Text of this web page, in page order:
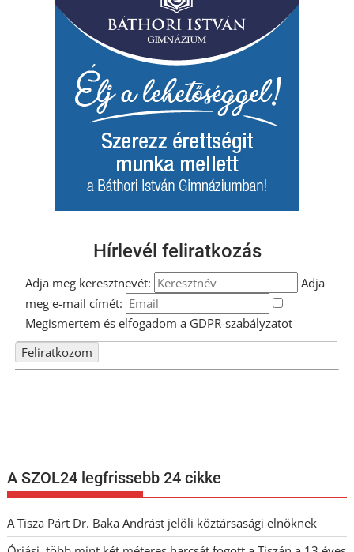
Hírlevél feliratkozás
Adja meg keresztnevét:
Adja
meg e-mail címét:
Megismertem és elfogadom a GDPR-szabályzatot
A SZOL24 legfrissebb 24 cikke
A Tisza Párt Dr. Baka Andrást jelöli köztársasági elnöknek